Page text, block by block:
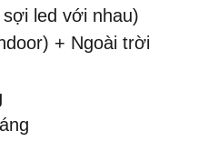
led với nhau)
+ Ngoài trời